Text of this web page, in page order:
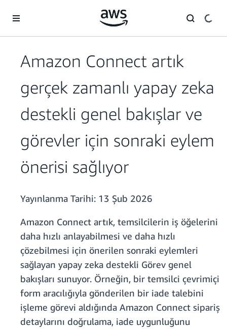
Amazon Connect artık
gerçek zamanlı yapay zeka
destekli genel bakışlar ve
görevler için sonraki eylem
önerisi sağlıyor
Yayınlanma Tarihi: 13 Şub 2026
Amazon Connect artık, temsilcilerin iş öğelerini
daha hızlı anlayabilmesi ve daha hızlı
çözebilmesi için önerilen sonraki eylemleri
sağlayan yapay zeka destekli Görev genel
bakışları sunuyor. Örneğin, bir temsilci çevrimiçi
form aracılığıyla gönderilen bir iade talebini
işleme görevi aldığında Amazon Connect sipariş
detaylarını doğrulama, iade uygunluğunu